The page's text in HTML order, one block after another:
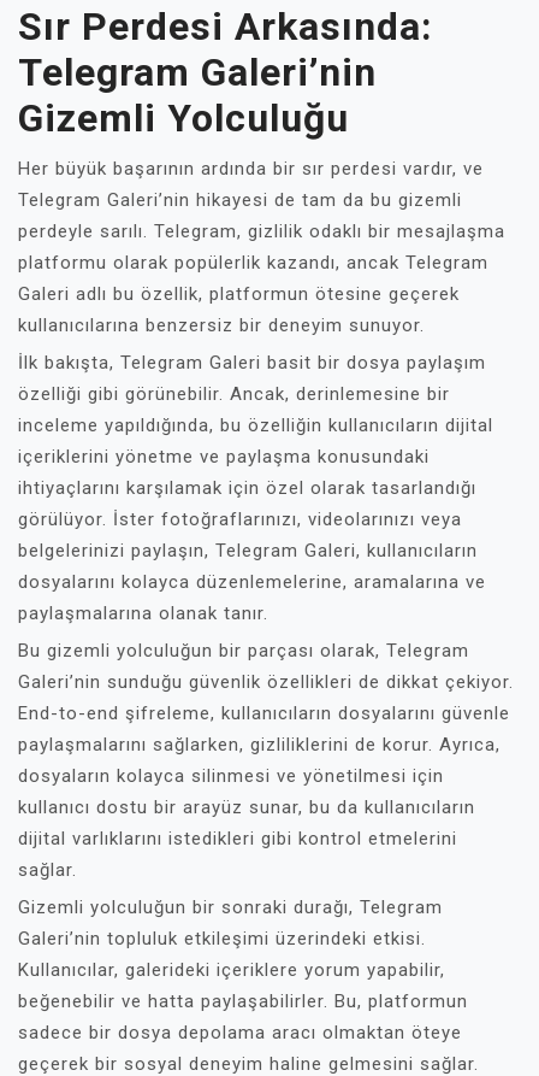
Sır Perdesi Arkasında:
Telegram Galeri’nin
Gizemli Yolculuğu
Her büyük başarının ardında bir sır perdesi vardır, ve
Telegram Galeri’nin hikayesi de tam da bu gizemli
perdeyle sarılı. Telegram, gizlilik odaklı bir mesajlaşma
platformu olarak popülerlik kazandı, ancak Telegram
Galeri adlı bu özellik, platformun ötesine geçerek
kullanıcılarına benzersiz bir deneyim sunuyor.
İlk bakışta, Telegram Galeri basit bir dosya paylaşım
özelliği gibi görünebilir. Ancak, derinlemesine bir
inceleme yapıldığında, bu özelliğin kullanıcıların dijital
içeriklerini yönetme ve paylaşma konusundaki
ihtiyaçlarını karşılamak için özel olarak tasarlandığı
görülüyor. İster fotoğraflarınızı, videolarınızı veya
belgelerinizi paylaşın, Telegram Galeri, kullanıcıların
dosyalarını kolayca düzenlemelerine, aramalarına ve
paylaşmalarına olanak tanır.
Bu gizemli yolculuğun bir parçası olarak, Telegram
Galeri’nin sunduğu güvenlik özellikleri de dikkat çekiyor.
End-to-end şifreleme, kullanıcıların dosyalarını güvenle
paylaşmalarını sağlarken, gizliliklerini de korur. Ayrıca,
dosyaların kolayca silinmesi ve yönetilmesi için
kullanıcı dostu bir arayüz sunar, bu da kullanıcıların
dijital varlıklarını istedikleri gibi kontrol etmelerini
sağlar.
Gizemli yolculuğun bir sonraki durağı, Telegram
Galeri’nin topluluk etkileşimi üzerindeki etkisi.
Kullanıcılar, galerideki içeriklere yorum yapabilir,
beğenebilir ve hatta paylaşabilirler. Bu, platformun
sadece bir dosya depolama aracı olmaktan öteye
geçerek bir sosyal deneyim haline gelmesini sağlar.